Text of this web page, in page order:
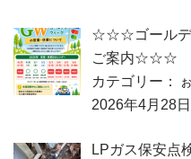
☆☆☆ゴールデ
ご案内☆☆☆
カテゴリー：
2026年4月28日
LPガス保安点